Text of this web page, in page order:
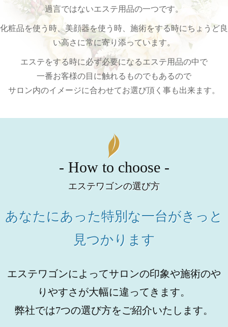
過言ではないエステ用品の一つです。
化粧品を使う時、美顔器を使う時、施術をする時にちょうど良
い高さに常に寄り添っています。
エステをする時に必ず必要になるエステ用品の中で
一番お客様の目に触れるものでもあるので
サロン内のイメージに合わせてお選び頂く事も出来ます。
- How to choose -
エステワゴンの選び方
あなたにあった特別な一台がきっと
見つかります
エステワゴンによってサロンの印象や施術のや
りやすさが大幅に違ってきます。
弊社では7つの選び方をご紹介いたします。